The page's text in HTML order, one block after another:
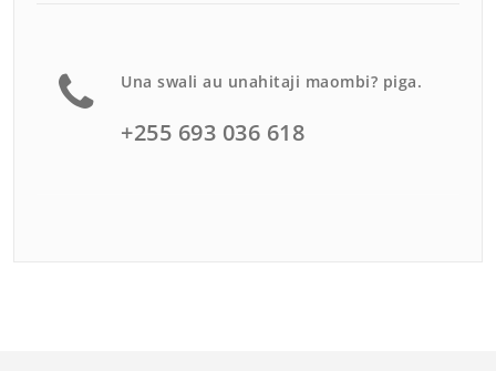
Una swali au unahitaji maombi? piga.
+255 693 036 618